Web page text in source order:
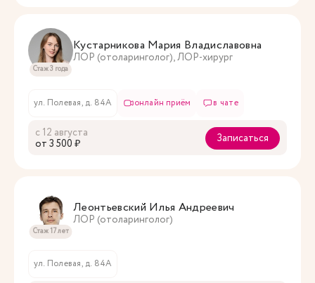
Стаж 3 года
Кустарникова Мария Владиславовна
ЛОР (отоларинголог), ЛОР-хирург
ул. Полевая, д. 84А онлайн приём в чате
с 12 августа
oт 3 500 ₽
Записаться
Стаж 17 лет
Леонтьевский Илья Андреевич
ЛОР (отоларинголог)
ул. Полевая, д. 84А